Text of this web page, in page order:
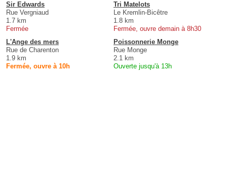
Sir Edwards
Rue Vergniaud
1.7 km
Fermée
Tri Matelots
Le Kremlin-Bicêtre
1.8 km
Fermée, ouvre demain à 8h30
L'Ange des mers
Rue de Charenton
1.9 km
Fermée, ouvre à 10h
Poissonnerie Monge
Rue Monge
2.1 km
Ouverte jusqu'à 13h